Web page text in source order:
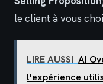
le client à vous
LIRE AUSSI AI
l'expérience